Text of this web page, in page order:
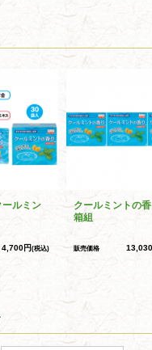
ールミン
4,700円(税込)
クールミントの香
箱組
販売価格